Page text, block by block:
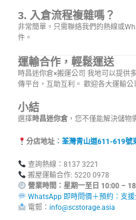
3. 入倉流程複雜嗎？
非常簡單。只需聯絡我們的熱線或
件。
運輸合作，輕鬆運送
時昌迷你倉×搬運公司 我地可以提供
傳平台，互助互利。 歡迎各大運輸公
小結
選擇時昌迷你倉 ，您不僅能解決儲
分店地址： 荃灣青山道611-619號
查詢熱線：8137 3221
搬屋運輸合作: 5220 0978
營業時間：星期一至日 10:00
WhatsApp 即時問價＋預約：支
電郵： info@scstorage.asia